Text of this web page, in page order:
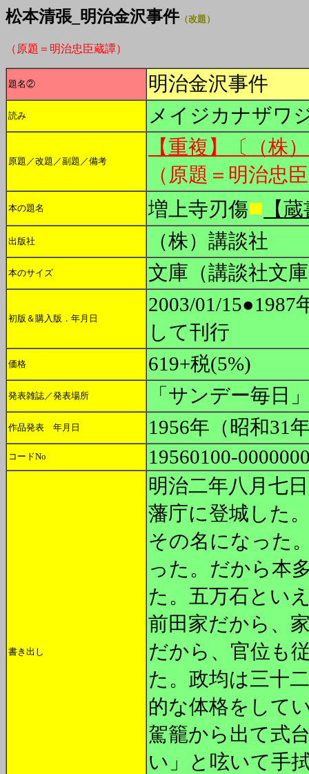
松本清張_明治金沢事件（改題）
（原題＝明治忠臣蔵譚）
題名② 明治金沢事件
読み メイジカナザワ
原題／改題／副題／備考
【重複】〔（株
（原題＝明治忠
本の題名 増上寺刃傷■ 【
出版社 （株）講談社
本のサイズ 文庫（講談社文
初版＆購入版．年月日
2003/01/
して刊行
価格 619+税(5%)
発表雑誌／発表場所 「サンデー毎日
作品発表 年月日 1956年（昭和31
コードNo 19560100-
書き出し
明治二年八月七
藩庁に登城した
その名になった
った。だから本
た。五万石とい
前田家だから、
だから、官位も
た。政均は三十
的な体格をして
駕籠から出て式
い」と呟いて手